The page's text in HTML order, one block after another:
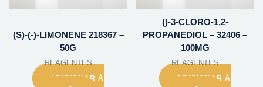
(S)-(-)-LIMONENE 218367 –
50G
REAGENTES
ADICIONAR À
()-3-CLORO-1,2-
PROPANEDIOL – 32406 –
100MG
REAGENTES
ADICIONAR À